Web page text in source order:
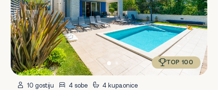
TOP 100
10 gostiju 4 sobe 4 kupaonice